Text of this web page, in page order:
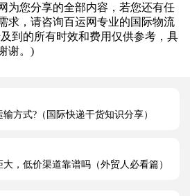
您分享的全部内容，若您还有任
求，请咨询百运网专业的国际物流
到的所有时效和费用仅供参考，具
谢。)
方式?（国际快递干货知识分享）
，低价渠道靠谱吗（外贸人必看篇）